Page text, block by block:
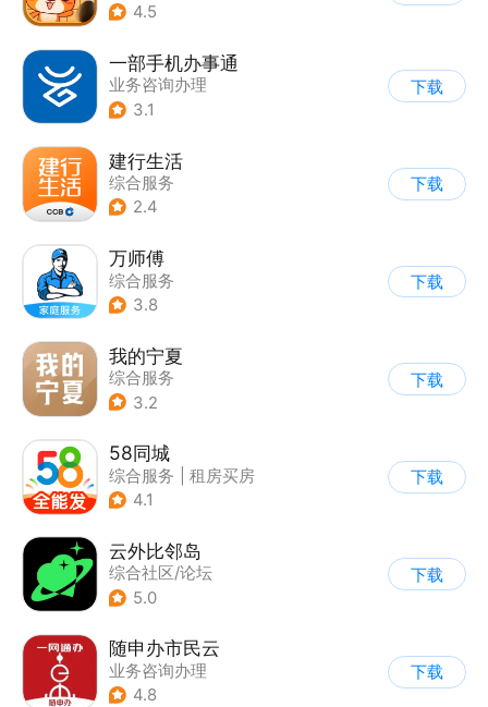
4.5
一部手机办事通
业务咨询办理
3.1
下载
建行生活
综合服务
2.4
下载
万师傅
综合服务
3.8
下载
我的宁夏
综合服务
3.2
下载
58同城
综合服务
租房买房
4.1
下载
云外比邻岛
综合社区/论坛
5.0
下载
随申办市民云
业务咨询办理
4.8
下载